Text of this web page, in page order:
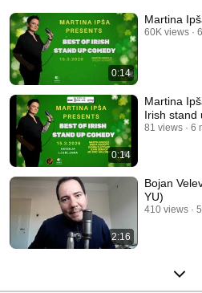
0:14
Martina
60K views
0:14
Martina
Irish stand
81 views 6
2:16
Bojan
YU)
410 views